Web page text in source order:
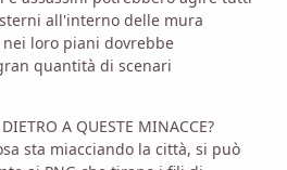
all'interno delle mura
loro piani dovrebbe
quantità di scenari
A QUESTE MINACCE?
sta miacciando la città, si può